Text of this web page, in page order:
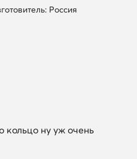
Россия
кольцо ну уж очень